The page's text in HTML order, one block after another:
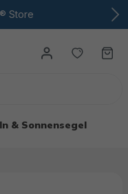
Store
Du
& Sonnensegel